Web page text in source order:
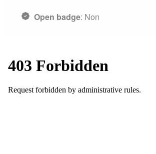
Open badge: Non